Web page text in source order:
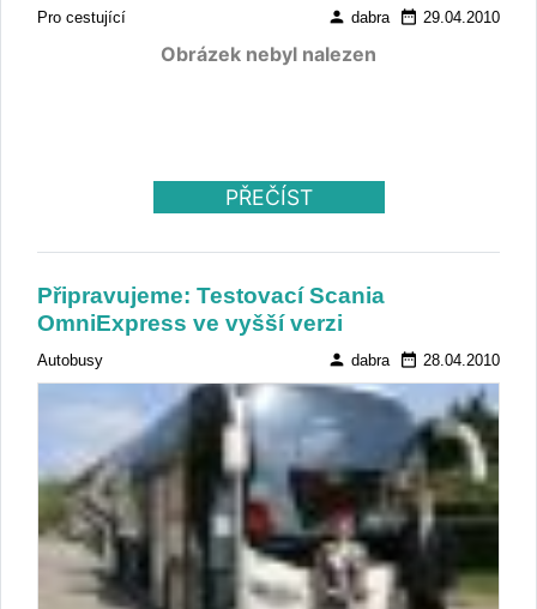
Pro cestující person dabra date_range 29.04.2010
Obrázek nebyl nalezen
PŘEČÍST
Připravujeme: Testovací Scania
OmniExpress ve vyšší verzi
Autobusy person dabra date_range 28.04.2010